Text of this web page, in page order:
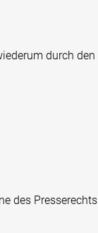
durch den
des Presserechts